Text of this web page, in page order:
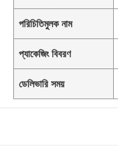
পরিচিতিমুলক নাম
প্যাকেজিং বিবরণ
ডেলিভারি সময়